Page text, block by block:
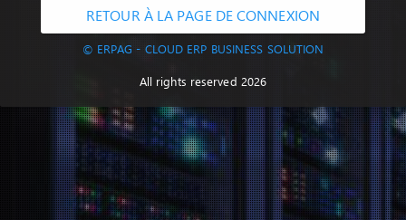
RETOUR À LA PAGE DE CONNEXION
© ERPAG - CLOUD ERP BUSINESS SOLUTION
All rights reserved 2026